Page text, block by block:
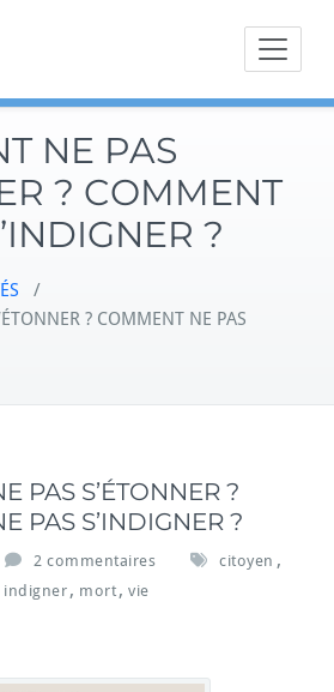
NE PAS
? COMMENT
?
/
? COMMENT NE PAS
PAS S’ÉTONNER ?
PAS S’INDIGNER ?
2 commentaires
M
citoyen ,
indigner , mort , vie